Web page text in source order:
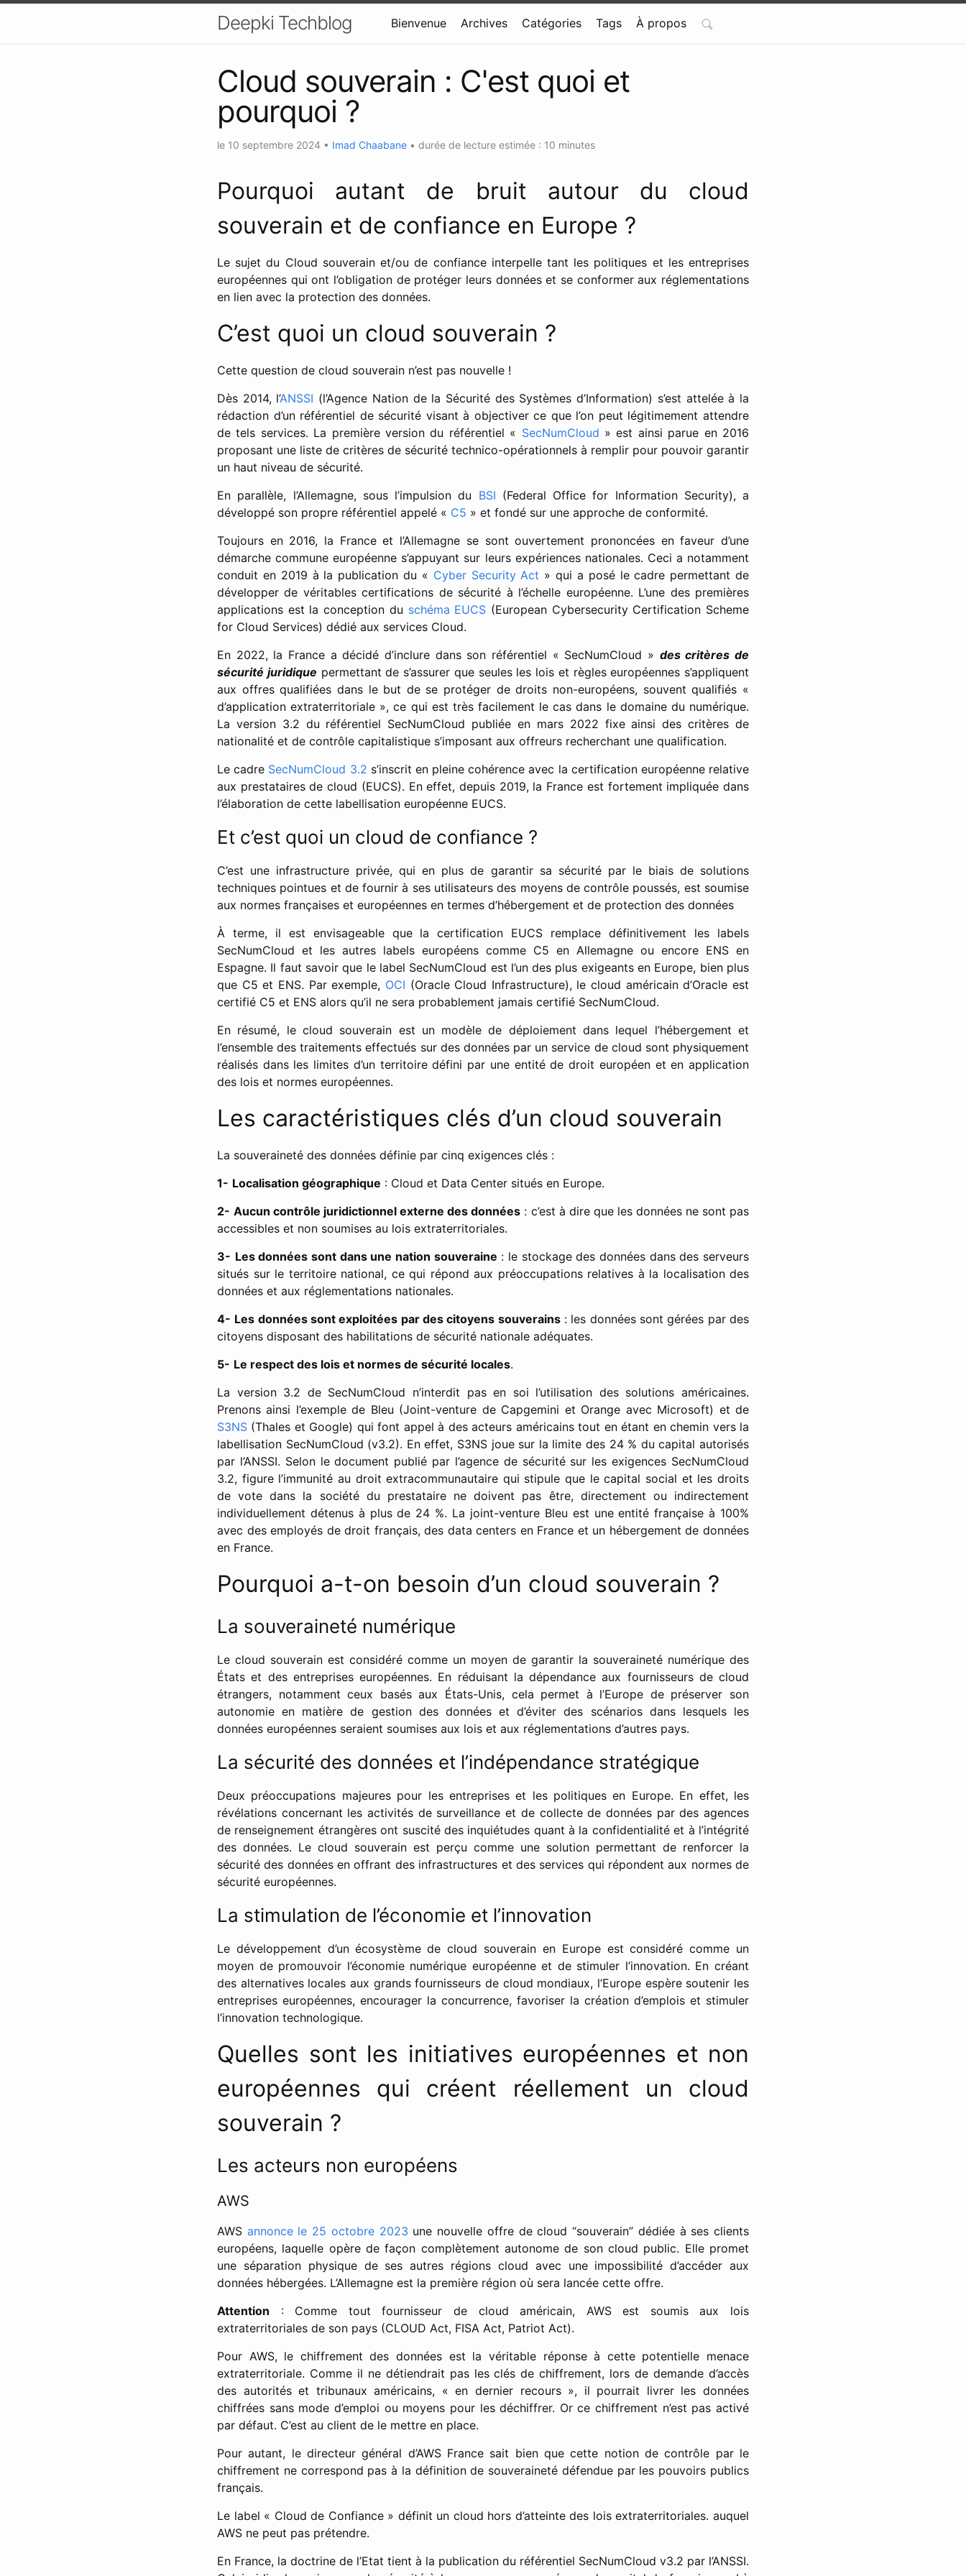
Deepki Techblog Bienvenue Archives Catégories Tags À propos
Cloud souverain : C'est quoi et
pourquoi ?
le 10 septembre 2024 • Imad Chaabane • durée de lecture estimée : 10 minutes
Pourquoi autant de bruit autour du cloud
souverain et de confiance en Europe ?
Le sujet du Cloud souverain et/ou de confiance interpelle tant les politiques et les entreprises
européennes qui ont l’obligation de protéger leurs données et se conformer aux réglementations
en lien avec la protection des données.
C’est quoi un cloud souverain ?
Cette question de cloud souverain n’est pas nouvelle !
Dès 2014, l’ANSSI (l’Agence Nation de la Sécurité des Systèmes d’Information) s’est attelée à la
rédaction d’un référentiel de sécurité visant à objectiver ce que l’on peut légitimement attendre
de tels services. La première version du référentiel « SecNumCloud » est ainsi parue en 2016
proposant une liste de critères de sécurité technico-opérationnels à remplir pour pouvoir garantir
un haut niveau de sécurité.
En parallèle, l’Allemagne, sous l’impulsion du BSI (Federal Office for Information Security), a
développé son propre référentiel appelé « C5 » et fondé sur une approche de conformité.
Toujours en 2016, la France et l’Allemagne se sont ouvertement prononcées en faveur d’une
démarche commune européenne s’appuyant sur leurs expériences nationales. Ceci a notamment
conduit en 2019 à la publication du « Cyber Security Act » qui a posé le cadre permettant de
développer de véritables certifications de sécurité à l’échelle européenne. L’une des premières
applications est la conception du schéma EUCS (European Cybersecurity Certification Scheme
for Cloud Services) dédié aux services Cloud.
En 2022, la France a décidé d’inclure dans son référentiel « SecNumCloud » des critères de
sécurité juridique permettant de s’assurer que seules les lois et règles européennes s’appliquent
aux offres qualifiées dans le but de se protéger de droits non-européens, souvent qualifiés «
d’application extraterritoriale », ce qui est très facilement le cas dans le domaine du numérique.
La version 3.2 du référentiel SecNumCloud publiée en mars 2022 fixe ainsi des critères de
nationalité et de contrôle capitalistique s’imposant aux offreurs recherchant une qualification.
Le cadre SecNumCloud 3.2 s’inscrit en pleine cohérence avec la certification européenne relative
aux prestataires de cloud (EUCS). En effet, depuis 2019, la France est fortement impliquée dans
l’élaboration de cette labellisation européenne EUCS.
Et c’est quoi un cloud de confiance ?
C’est une infrastructure privée, qui en plus de garantir sa sécurité par le biais de solutions
techniques pointues et de fournir à ses utilisateurs des moyens de contrôle poussés, est soumise
aux normes françaises et européennes en termes d’hébergement et de protection des données
À terme, il est envisageable que la certification EUCS remplace définitivement les labels
SecNumCloud et les autres labels européens comme C5 en Allemagne ou encore ENS en
Espagne. Il faut savoir que le label SecNumCloud est l’un des plus exigeants en Europe, bien plus
que C5 et ENS. Par exemple, OCI (Oracle Cloud Infrastructure), le cloud américain d’Oracle est
certifié C5 et ENS alors qu’il ne sera probablement jamais certifié SecNumCloud.
En résumé, le cloud souverain est un modèle de déploiement dans lequel l’hébergement et
l’ensemble des traitements effectués sur des données par un service de cloud sont physiquement
réalisés dans les limites d’un territoire défini par une entité de droit européen et en application
des lois et normes européennes.
Les caractéristiques clés d’un cloud souverain
La souveraineté des données définie par cinq exigences clés :
1- Localisation géographique : Cloud et Data Center situés en Europe.
2- Aucun contrôle juridictionnel externe des données : c’est à dire que les données ne sont pas
accessibles et non soumises au lois extraterritoriales.
3- Les données sont dans une nation souveraine : le stockage des données dans des serveurs
situés sur le territoire national, ce qui répond aux préoccupations relatives à la localisation des
données et aux réglementations nationales.
4- Les données sont exploitées par des citoyens souverains: les données sont gérées par des
citoyens disposant des habilitations de sécurité nationale adéquates.
5- Le respect des lois et normes de sécurité locales.
La version 3.2 de SecNumCloud n’interdit pas en soi l’utilisation des solutions américaines.
Prenons ainsi l’exemple de Bleu (Joint-venture de Capgemini et Orange avec Microsoft) et de
S3NS (Thales et Google) qui font appel à des acteurs américains tout en étant en chemin vers la
labellisation SecNumCloud (v3.2). En effet, S3NS joue sur la limite des 24 % du capital autorisés
par l’ANSSI. Selon le document publié par l’agence de sécurité sur les exigences SecNumCloud
3.2, figure l’immunité au droit extracommunautaire qui stipule que le capital social et les droits
de vote dans la société du prestataire ne doivent pas être, directement ou indirectement
individuellement détenus à plus de 24 %. La joint-venture Bleu est une entité française à 100%
avec des employés de droit français, des data centers en France et un hébergement de données
en France.
Pourquoi a-t-on besoin d’un cloud souverain ?
La souveraineté numérique
Le cloud souverain est considéré comme un moyen de garantir la souveraineté numérique des
États et des entreprises européennes. En réduisant la dépendance aux fournisseurs de cloud
étrangers, notamment ceux basés aux États-Unis, cela permet à l’Europe de préserver son
autonomie en matière de gestion des données et d’éviter des scénarios dans lesquels les
données européennes seraient soumises aux lois et aux réglementations d’autres pays.
La sécurité des données et l’indépendance stratégique
Deux préoccupations majeures pour les entreprises et les politiques en Europe. En effet, les
révélations concernant les activités de surveillance et de collecte de données par des agences
de renseignement étrangères ont suscité des inquiétudes quant à la confidentialité et à l’intégrité
des données. Le cloud souverain est perçu comme une solution permettant de renforcer la
sécurité des données en offrant des infrastructures et des services qui répondent aux normes de
sécurité européennes.
La stimulation de l’économie et l’innovation
Le développement d’un écosystème de cloud souverain en Europe est considéré comme un
moyen de promouvoir l’économie numérique européenne et de stimuler l’innovation. En créant
des alternatives locales aux grands fournisseurs de cloud mondiaux, l’Europe espère soutenir les
entreprises européennes, encourager la concurrence, favoriser la création d’emplois et stimuler
l’innovation technologique.
Quelles sont les initiatives européennes et non
européennes qui créent réellement un cloud
souverain ?
Les acteurs non européens
AWS
AWS annonce le 25 octobre 2023 une nouvelle offre de cloud “souverain” dédiée à ses clients
européens, laquelle opère de façon complètement autonome de son cloud public. Elle promet
une séparation physique de ses autres régions cloud avec une impossibilité d’accéder aux
données hébergées. L’Allemagne est la première région où sera lancée cette offre.
Attention : Comme tout fournisseur de cloud américain, AWS est soumis aux lois
extraterritoriales de son pays (CLOUD Act, FISA Act, Patriot Act).
Pour AWS, le chiffrement des données est la véritable réponse à cette potentielle menace
extraterritoriale. Comme il ne détiendrait pas les clés de chiffrement, lors de demande d’accès
des autorités et tribunaux américains, « en dernier recours », il pourrait livrer les données
chiffrées sans mode d’emploi ou moyens pour les déchiffrer. Or ce chiffrement n’est pas activé
par défaut. C’est au client de le mettre en place.
Pour autant, le directeur général d’AWS France sait bien que cette notion de contrôle par le
chiffrement ne correspond pas à la définition de souveraineté défendue par les pouvoirs publics
français.
Le label « Cloud de Confiance » définit un cloud hors d’atteinte des lois extraterritoriales. auquel
AWS ne peut pas prétendre.
En France, la doctrine de l’Etat tient à la publication du référentiel SecNumCloud v3.2 par l’ANSSI.